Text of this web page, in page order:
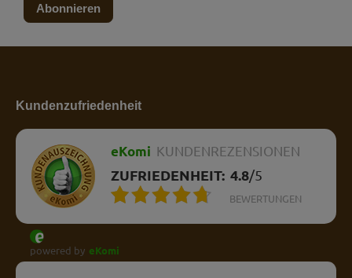
Abonnieren
Kundenzufriedenheit
eKomi KUNDENREZENSIONEN
ZUFRIEDENHEIT: 4.8/5
BEWERTUNGEN
powered by eKomi